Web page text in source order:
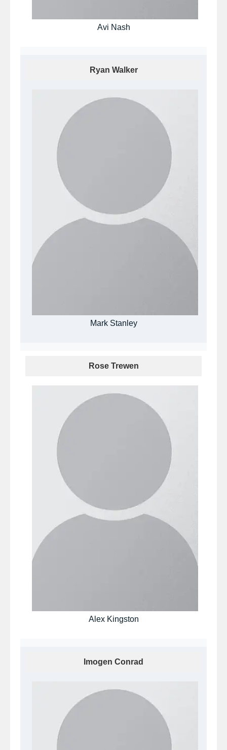
Avi Nash
Ryan Walker
Mark Stanley
Rose Trewen
Alex Kingston
Imogen Conrad